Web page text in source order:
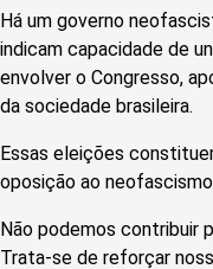
Há um governo
indicam capacidade de
envolver o Congresso,
da sociedade brasileira.
Essas eleições
oposição ao
Não podemos contribuir
Trata-se de reforçar